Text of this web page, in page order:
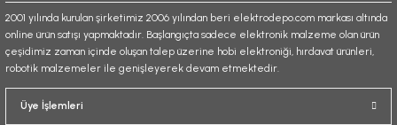
Gönder
2001 yılında kurulan şirketimiz 2006 yılından beri elektrodepo.com markası altında
online ürün satışı yapmaktadır. Başlangıçta sadece elektronik malzeme olan ürün
çeşidimiz zaman içinde oluşan talep üzerine hobi elektroniği, hırdavat ürünleri,
robotik malzemeler ile genişleyerek devam etmektedir.
Üye İşlemleri